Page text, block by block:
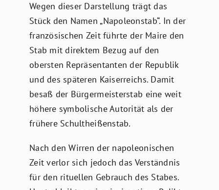
Wegen dieser Darstellung trägt das
Stück den Namen „Napoleonstab“. In der
französischen Zeit führte der Maire den
Stab mit direktem Bezug auf den
obersten Repräsentanten der Republik
und des späteren Kaiserreichs. Damit
besaß der Bürgermeisterstab eine weit
höhere symbolische Autorität als der
frühere Schultheißenstab.
Nach den Wirren der napoleonischen
Zeit verlor sich jedoch das Verständnis
für den rituellen Gebrauch des Stabes.